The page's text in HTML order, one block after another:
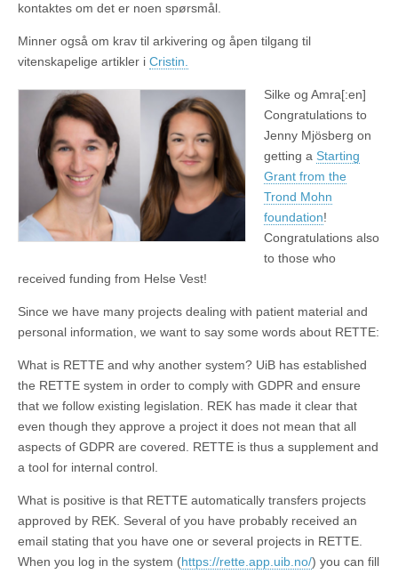
kontaktes om det er noen spørsmål.
Minner også om krav til arkivering og åpen tilgang til
vitenskapelige artikler i Cristin.
Silke og Amra[:en]
Congratulations to
Jenny Mjösberg on
getting a Starting
Grant from the
Trond Mohn
foundation!
Congratulations also
to those who
received funding from Helse Vest!
Since we have many projects dealing with patient material and
personal information, we want to say some words about RETTE:
What is RETTE and why another system? UiB has established
the RETTE system in order to comply with GDPR and ensure
that we follow existing legislation. REK has made it clear that
even though they approve a project it does not mean that all
aspects of GDPR are covered. RETTE is thus a supplement and
a tool for internal control.
What is positive is that RETTE automatically transfers projects
approved by REK. Several of you have probably received an
email stating that you have one or several projects in RETTE.
When you log in the system (https://rette.app.uib.no/) you can fill